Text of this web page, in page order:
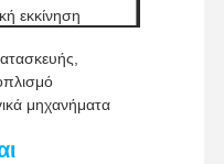
εκκίνηση
Union, T/T
μηχανήματα